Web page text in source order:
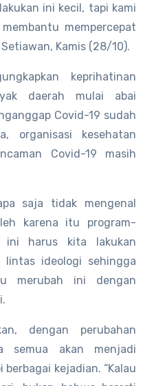
ini kecil, tapi kami
mempercepat
Kamis (28/10).
keprihatinan
daerah mulai abai
Covid-19 sudah
organisasi kesehatan
Covid-19 masih
saja tidak mengenal
karena itu program-
ini harus kita lakukan
lintas ideologi sehingga
merubah ini dengan
dengan perubahan
semua akan menjadi
kejadian. “Kalau